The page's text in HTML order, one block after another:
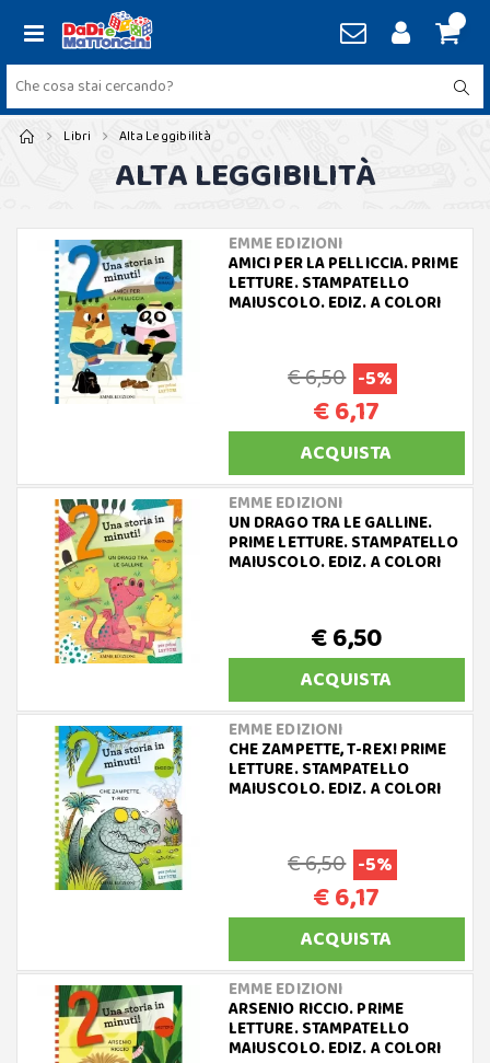
Libri Alta Leggibilità
ALTA LEGGIBILITÀ
EMME EDIZIONI
AMICI PER LA PELLICCIA. PRIME
LETTURE. STAMPATELLO
MAIUSCOLO. EDIZ. A COLORI
€ 6,50 -5%
€ 6,17
ACQUISTA
EMME EDIZIONI
UN DRAGO TRA LE GALLINE.
PRIME LETTURE. STAMPATELLO
MAIUSCOLO. EDIZ. A COLORI
€ 6,50
ACQUISTA
EMME EDIZIONI
CHE ZAMPETTE, T-REX! PRIME
LETTURE. STAMPATELLO
MAIUSCOLO. EDIZ. A COLORI
€ 6,50 -5%
€ 6,17
ACQUISTA
EMME EDIZIONI
ARSENIO RICCIO. PRIME
LETTURE. STAMPATELLO
MAIUSCOLO. EDIZ. A COLORI